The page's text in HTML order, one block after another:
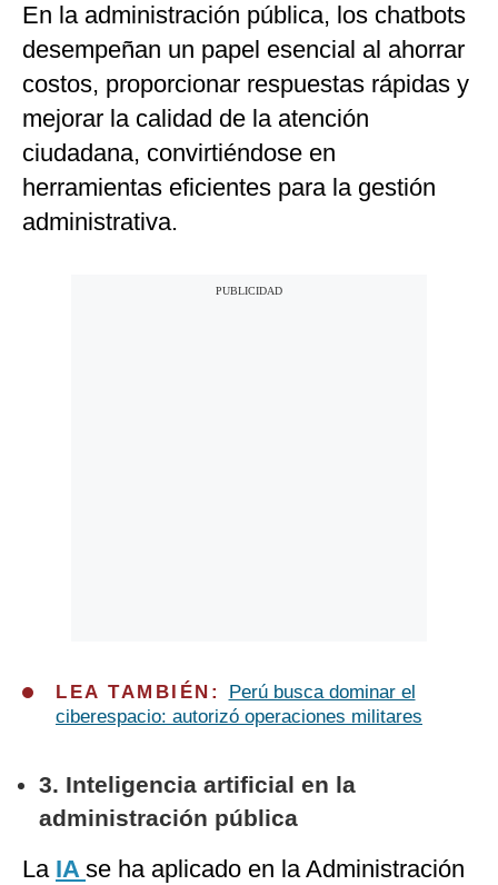
En la administración pública, los chatbots
desempeñan un papel esencial al ahorrar
costos, proporcionar respuestas rápidas y
mejorar la calidad de la atención
ciudadana, convirtiéndose en
herramientas eficientes para la gestión
administrativa.
LEA TAMBIÉN:
Perú busca dominar el
ciberespacio: autorizó operaciones militares
3. Inteligencia artificial en la
administración pública
La IA se ha aplicado en la Administración